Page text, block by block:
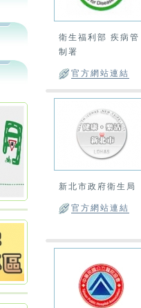
衛生福利部 疾病管
制署
官方網站連結
新北市政府衛生局
官方網站連結